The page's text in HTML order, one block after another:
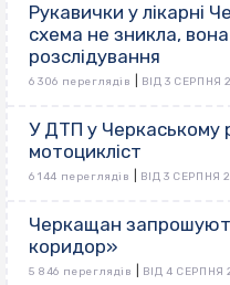
Рукавички у лікарні
схема не зникла,
розслідування
6 306 переглядів ВІД 3 СЕРПНЯ
У ДТП у Черкаському
мотоцикліст
6 144 переглядів ВІД 3 СЕРПНЯ
Черкащан
коридор»
5 846 переглядів ВІД 4 СЕРПНЯ